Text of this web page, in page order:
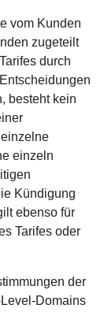
vom Kunden
zugeteilt
durch
besteht kein
einzeln
Kündigung
ebenso für
Tarifes oder
der
Domains